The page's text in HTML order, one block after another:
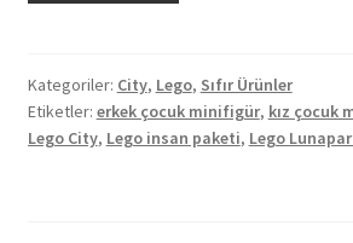
Paketi
-
Lunapark
Kategoriler: City, Lego, Sıfır Ürünler
Etiketler: erkek çocuk minifigür, kız çocuk
Lego City, Lego insan paketi, Lego